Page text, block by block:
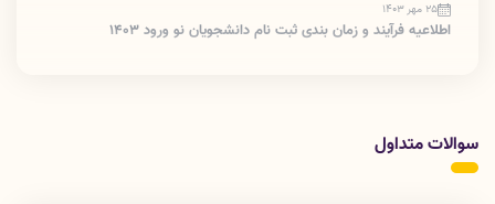
25 مهر 1403
اطلاعیه فرآیند و زمان بندی ثبت نام دانشجویان نو ورود 1403
سوالات متداول